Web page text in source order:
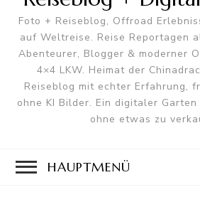
Foto + Reiseblog, Offroad
auf Weltreise. Reise Reportagen
Abenteurer, Blogger & moderner
4×4 LKW. Heimat der
Reiseblog mit echter Erfahrung,
ohne KI Bilder. Ein digitaler
ohne etwas zu
HAUPTMENÜ